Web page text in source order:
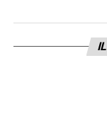
Liverpool e
rientrare nel